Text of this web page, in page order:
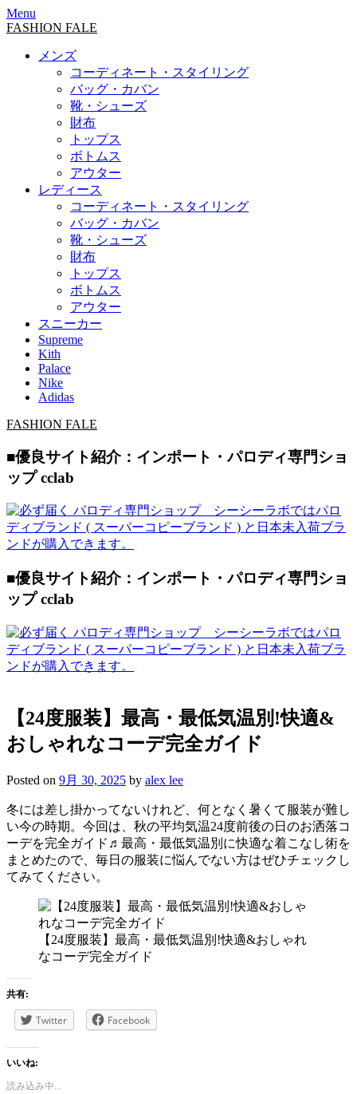
Menu
FASHION FALE
メンズ
コーディネート・スタイリング
バッグ・カバン
靴・シューズ
財布
トップス
ボトムス
アウター
レディース
コーディネート・スタイリング
バッグ・カバン
靴・シューズ
財布
トップス
ボトムス
アウター
スニーカー
Supreme
Kith
Palace
Nike
Adidas
FASHION FALE
■優良サイト紹介：インポート・パロディ専門ショ
ップ cclab
■優良サイト紹介：インポート・パロディ専門ショ
ップ cclab
【24度服装】最高・最低気温別!快適&
おしゃれなコーデ完全ガイド
Posted on 9月 30, 2025 by alex lee
冬には差し掛かってないけれど、何となく暑くて服装が難し
い今の時期。今回は、秋の平均気温24度前後の日のお洒落コ
ーデを完全ガイド♬最高・最低気温別に快適な着こなし術を
まとめたので、毎日の服装に悩んでない方はぜひチェックし
てみてください。
【24度服装】最高・最低気温別!快適&おしゃれ
なコーデ完全ガイド
共有:
Twitter Facebook
いいね:
読み込み中...